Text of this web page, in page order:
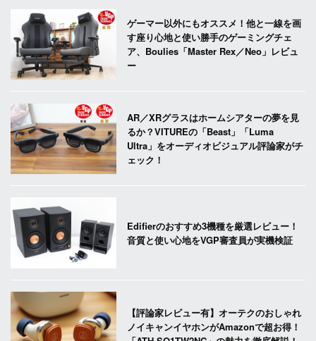
ゲーマー以外にもオススメ！他と一線を画
す座り心地と使い勝手のゲーミングチェ
ア、Boulies「Master Rex／Neo」レビュ
ー
AR／XRグラスはホームシアターの夢を見
るか？VITUREの「Beast」「Luma
Ultra」をオーディオビジュアル評論家がチ
ェック！
Edifierのおすすめ3機種を厳選レビュー！
音質と使い心地をVGP審査員が実機検証
【評論家レビュー有】オーテクのおしゃれ
ノイキャンイヤホンがAmazonで超お得！